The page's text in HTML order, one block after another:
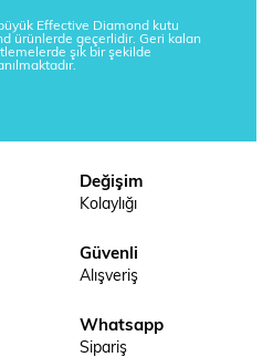
Effective Diamond kutu
ürünlerde geçerlidir. Geri kalan
şık bir şekilde
Değişim
Kolaylığı
Güvenli
Alışveriş
Whatsapp
Sipariş